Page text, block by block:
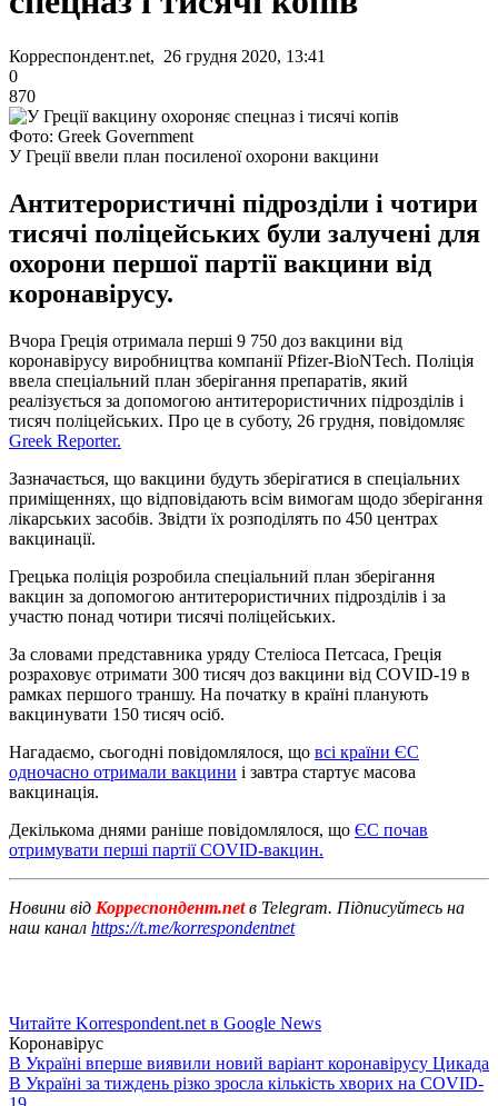
Корреспондент.net, 26 грудня 2020, 13:41
0
870
Фото: Greek Government
У Греції ввели план посиленої охорони вакцини
Антитерористичні підрозділи і чотири
тисячі поліцейських були залучені для
охорони першої партії вакцини від
коронавірусу.
Вчора Греція отримала перші 9 750 доз вакцини від
коронавірусу виробництва компанії Pfizer-BioΝTech. Поліція
ввела спеціальний план зберігання препаратів, який
реалізується за допомогою антитерористичних підрозділів і
тисяч поліцейських. Про це в суботу, 26 грудня, повідомляє
Greek Reporter.
Зазначається, що вакцини будуть зберігатися в спеціальних
приміщеннях, що відповідають всім вимогам щодо зберігання
лікарських засобів. Звідти їх розподілять по 450 центрах
вакцинації.
Грецька поліція розробила спеціальний план зберігання
вакцин за допомогою антитерористичних підрозділів і за
участю понад чотири тисячі поліцейських.
За словами представника уряду Стеліоса Петсаса, Греція
розраховує отримати 300 тисяч доз вакцини від COVID-19 в
рамках першого траншу. На початку в країні планують
вакцинувати 150 тисяч осіб.
Нагадаємо, сьогодні повідомлялося, що всі країни ЄС
одночасно отримали вакцини і завтра стартує масова
вакцинація.
Декількома днями раніше повідомлялося, що ЄС почав
отримувати перші партії COVID-вакцин.
Новини від Корреспондент.netв Telegram. Підписуйтесь на
наш канал https://t.me/korrespondentnet
Читайте Korrespondent.net в Google News
Коронавірус
В Україні вперше виявили новий варіант коронавірусу Цикада
В Україні за тиждень різко зросла кількість хворих на COVID-